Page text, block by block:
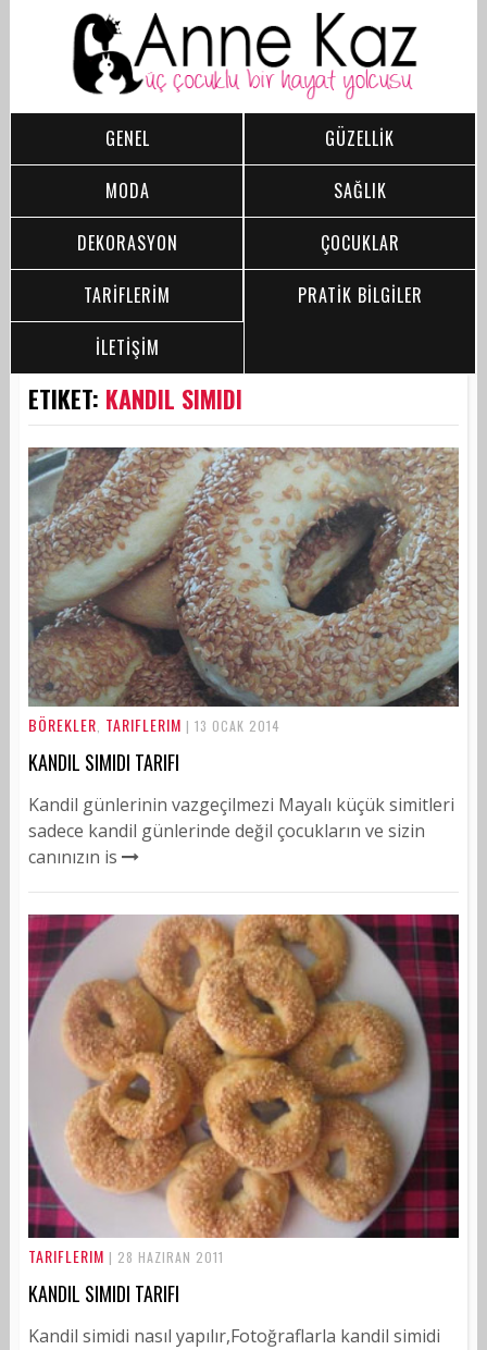
GENEL
GÜZELLİK
MODA
SAĞLIK
DEKORASYON
ÇOCUKLAR
TARİFLERİM
PRATİK BİLGİLER
İLETİŞİM
ETIKET: KANDIL SIMIDI
BÖREKLER TARIFLERIM | 13 OCAK 2014
KANDIL SIMIDI TARIFI
Kandil günlerinin vazgeçilmezi Mayalı küçük simitleri
sadece kandil günlerinde değil çocukların ve sizin
canınızın is
TARIFLERIM | 28 HAZIRAN 2011
KANDIL SIMIDI TARIFI
Kandil simidi nasıl yapılır,Fotoğraflarla kandil simidi